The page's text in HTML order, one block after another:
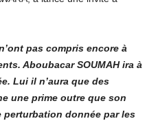
pas compris encore à
Aboubacar SOUMAH ira à
Lui il n’aura que des
une prime outre que son
perturbation donnée par les